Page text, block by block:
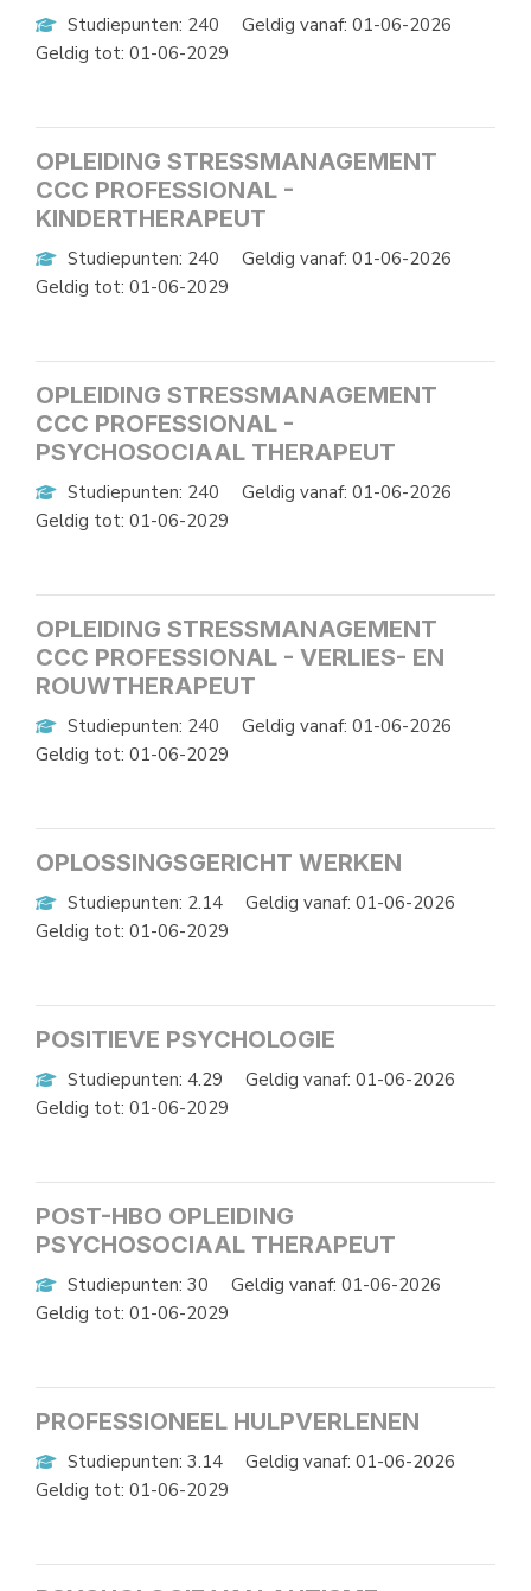
Studiepunten: 240
Geldig vanaf: 01-06-2026
Geldig tot: 01-06-2029
OPLEIDING STRESSMANAGEMENT
CCC PROFESSIONAL -
KINDERTHERAPEUT
Studiepunten: 240
Geldig vanaf: 01-06-2026
Geldig tot: 01-06-2029
OPLEIDING STRESSMANAGEMENT
CCC PROFESSIONAL -
PSYCHOSOCIAAL THERAPEUT
Studiepunten: 240
Geldig vanaf: 01-06-2026
Geldig tot: 01-06-2029
OPLEIDING STRESSMANAGEMENT
CCC PROFESSIONAL - VERLIES- EN
ROUWTHERAPEUT
Studiepunten: 240
Geldig vanaf: 01-06-2026
Geldig tot: 01-06-2029
OPLOSSINGSGERICHT WERKEN
Studiepunten: 2.14
Geldig vanaf: 01-06-2026
Geldig tot: 01-06-2029
POSITIEVE PSYCHOLOGIE
Studiepunten: 4.29
Geldig vanaf: 01-06-2026
Geldig tot: 01-06-2029
POST-HBO OPLEIDING
PSYCHOSOCIAAL THERAPEUT
Studiepunten: 30
Geldig vanaf: 01-06-2026
Geldig tot: 01-06-2029
PROFESSIONEEL HULPVERLENEN
Studiepunten: 3.14
Geldig vanaf: 01-06-2026
Geldig tot: 01-06-2029